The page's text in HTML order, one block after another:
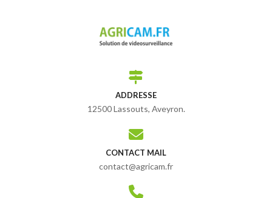
ADDRESSE
12500 Lassouts, Aveyron.
CONTACT MAIL
contact@agricam.fr